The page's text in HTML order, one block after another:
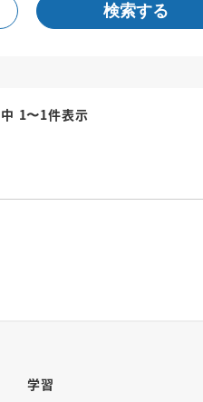
検索する
1〜1件表示
学習